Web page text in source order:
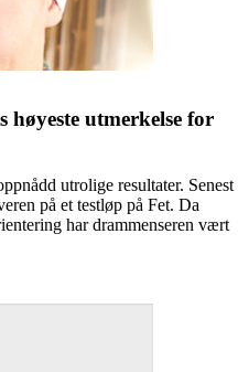
høyeste utmerkelse for
utrolige resultater. Senest
på et testløp på Fet. Da
har drammenseren vært